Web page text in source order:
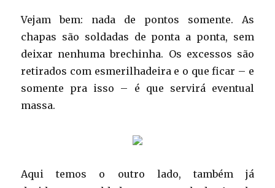
Vejam bem: nada de pontos somente. As
chapas são soldadas de ponta a ponta, sem
deixar nenhuma brechinha. Os excessos são
retirados com esmerilhadeira e o que ficar – e
somente pra isso – é que servirá eventual
massa.
Aqui temos o outro lado, também já